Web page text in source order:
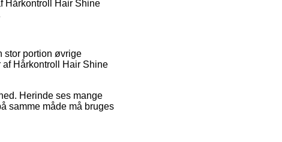
Hårkontroll Hair Shine
stor portion øvrige
Hårkontroll Hair Shine
Herinde ses mange
samme måde må bruges